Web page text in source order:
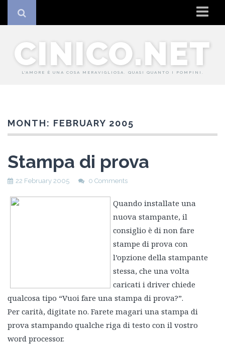
Io
Il sito
CINICO.NET
L'AMORE È UNA COSA MERAVIGLIOSA. QUASI QUANTO I POMPINI.
MONTH: FEBRUARY 2005
Stampa di prova
22 February 2005 0 Comments
Quando installate una
nuova stampante, il
consiglio è di non fare
stampe di prova con
l’opzione della stampante
stessa, che una volta
caricati i driver chiede
qualcosa tipo “Vuoi fare una stampa di prova?”.
Per carità, digitate no. Farete magari una stampa di
prova stampando qualche riga di testo con il vostro
word processor.